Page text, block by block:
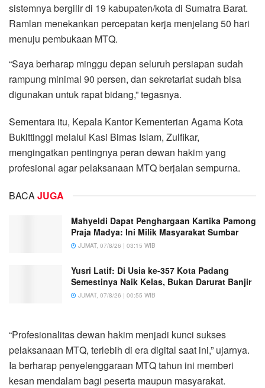
sistemnya bergilir di 19 kabupaten/kota di Sumatra Barat.
Ramlan menekankan percepatan kerja menjelang 50 hari
menuju pembukaan MTQ.
“Saya berharap minggu depan seluruh persiapan sudah
rampung minimal 90 persen, dan sekretariat sudah bisa
digunakan untuk rapat bidang,” tegasnya.
Sementara itu, Kepala Kantor Kementerian Agama Kota
Bukittinggi melalui Kasi Bimas Islam, Zulfikar,
mengingatkan pentingnya peran dewan hakim yang
profesional agar pelaksanaan MTQ berjalan sempurna.
BACAJUGA
Mahyeldi Dapat Penghargaan Kartika Pamong
Praja Madya: Ini Milik Masyarakat Sumbar
JUMAT, 07/8/26 | 03:15 WIB
Yusri Latif: Di Usia ke-357 Kota Padang
Semestinya Naik Kelas, Bukan Darurat Banjir
JUMAT, 07/8/26 | 00:55 WIB
“Profesionalitas dewan hakim menjadi kunci sukses
pelaksanaan MTQ, terlebih di era digital saat ini,” ujarnya.
Ia berharap penyelenggaraan MTQ tahun ini memberi
kesan mendalam bagi peserta maupun masyarakat.